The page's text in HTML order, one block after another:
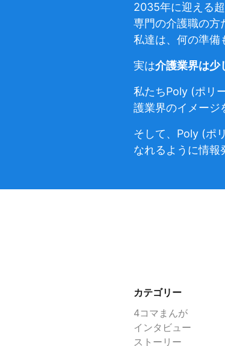
2035年に迎える
専門の介護職の方
私達は、何の準備
実は介護業界は少
私たちPoly (ポリ
護業界のイメージ
そして、Poly (ポ
なれるように情報
カテゴリー
4コマまんが
インタビュー
ストーリー